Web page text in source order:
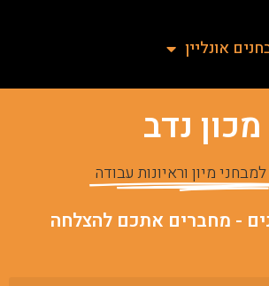
אונליין
מכון נדב
מיון וראיונות עבודה